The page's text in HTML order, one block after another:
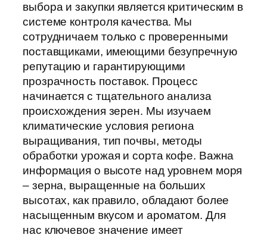
выбора и закупки является критическим в
системе контроля качества. Мы
сотрудничаем только с проверенными
поставщиками, имеющими безупречную
репутацию и гарантирующими
прозрачность поставок. Процесс
начинается с тщательного анализа
происхождения зерен. Мы изучаем
климатические условия региона
выращивания, тип почвы, методы
обработки урожая и сорта кофе. Важна
информация о высоте над уровнем моря
– зерна, выращенные на больших
высотах, как правило, обладают более
насыщенным вкусом и ароматом. Для
нас ключевое значение имеет